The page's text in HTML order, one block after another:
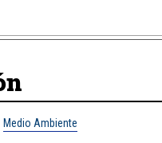
Medio Ambiente